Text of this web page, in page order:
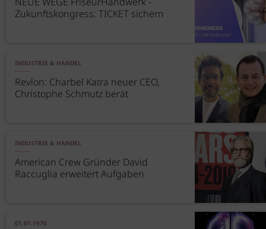
Zukunftskongress: TICKET sichern
INDUSTRIE & HANDEL
Revlon: Charbel Katra neuer CEO,
Christophe Schmutz berät
INDUSTRIE & HANDEL
American Crew Gründer David
Raccuglia erweitert Aufgaben
01.01.1970